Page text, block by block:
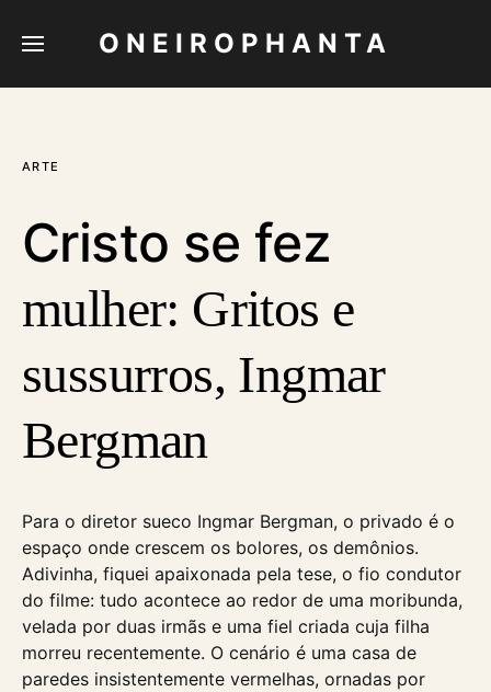
ONEIROPHANTA
ARTE
Cristo se fez
mulher: Gritos e
sussurros, Ingmar
Bergman
Para o diretor sueco Ingmar Bergman, o privado é o
espaço onde crescem os bolores, os demônios.
Adivinha, fiquei apaixonada pela tese, o fio condutor
do filme: tudo acontece ao redor de uma moribunda,
velada por duas irmãs e uma fiel criada cuja filha
morreu recentemente. O cenário é uma casa de
paredes insistentemente vermelhas, ornadas por